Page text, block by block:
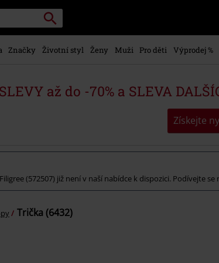
Vyhledávání
Značky Životní styl Ženy Muži Pro děti Výprodej %
SLEVY až do -70% a SLEVA
Získejte
(572507) již není v naší nabídce k dispozici. Podívejte
Trička (6432)